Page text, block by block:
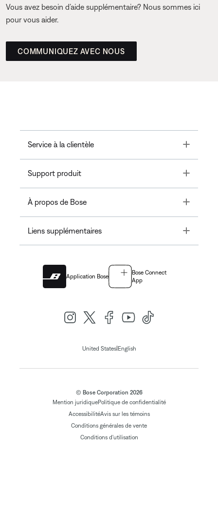
Vous avez besoin d’aide supplémentaire? Nous sommes ici
pour vous aider.
COMMUNIQUEZ AVEC NOUS
Service à la clientèle Toggle
Support produit Toggle
À propos de Bose Toggle
Liens supplémentaires Toggle
Application Bose
Bose Connect
App
United States|English
© Bose Corporation 2026
Mention juridiquePolitique de confidentialité
AccessibilitéAvis sur les témoins
Conditions générales de vente
Conditions d'utilisation